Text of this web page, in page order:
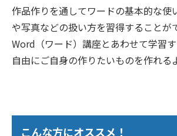
作品作りを通してワードの基本的な使
や写真などの扱い方を習得することが
Word（ワード）講座とあわせて学習
自由にご自身の作りたいものを作れる
こんな方にオススメ！